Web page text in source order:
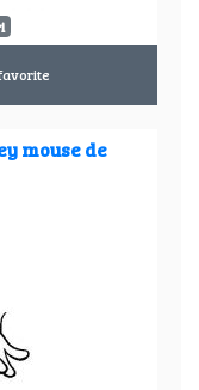
mouse de